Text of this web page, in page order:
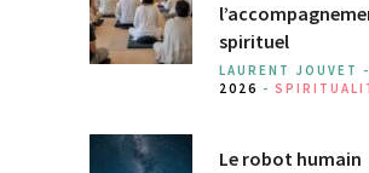
spirituel
LAURENT JOUVET -
2026 -
Le robot humain